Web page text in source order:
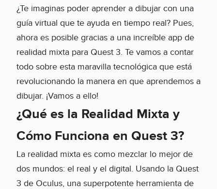
¿Te imaginas poder aprender a dibujar con una
guía virtual que te ayuda en tiempo real? Pues,
ahora es posible gracias a una increíble app de
realidad mixta para Quest 3. Te vamos a contar
todo sobre esta maravilla tecnológica que está
revolucionando la manera en que aprendemos a
dibujar. ¡Vamos a ello!
¿Qué es la Realidad Mixta y
Cómo Funciona en Quest 3?
La realidad mixta es como mezclar lo mejor de
dos mundos: el real y el digital. Usando la Quest
3 de Oculus, una superpotente herramienta de